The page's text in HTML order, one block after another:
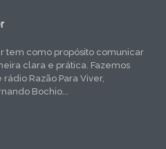
tem como propósito comunicar
clara e prática. Fazemos
Razão Para Viver,
Bochio...